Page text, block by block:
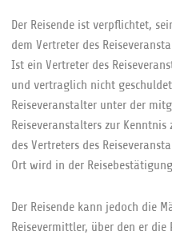
Der Reisende ist verpflichtet,
dem Vertreter des
Ist ein Vertreter des
und vertraglich nicht
Reiseveranstalter unter der
Reiseveranstalters zur
des Vertreters des
Ort wird in der
Der Reisende kann jedoch die
Reisevermittler, über den er